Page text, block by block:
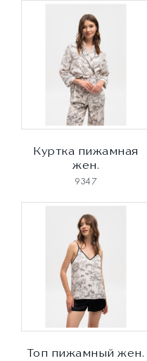
Куртка пижамная
жен.
9347
Топ пижамный жен.